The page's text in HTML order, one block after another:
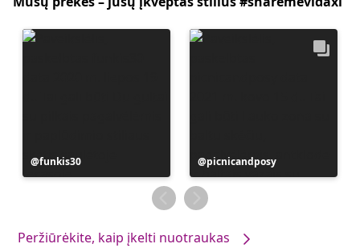
Įrašą
paskelbė
funkis30
Įrašą
paskelbė
picnicandposy
Peržiūrėkite, kaip įkelti nuotraukas